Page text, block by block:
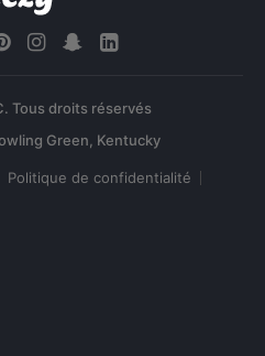
Tous droits réservés
Politique de confidentialité